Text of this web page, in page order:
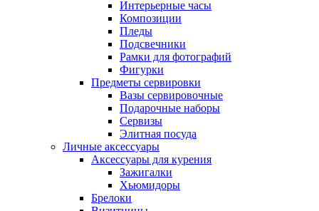
Интерьерные часы
Композиции
Пледы
Подсвечники
Рамки для фотографий
Фигурки
Предметы сервировки
Вазы сервировочные
Подарочные наборы
Сервизы
Элитная посуда
Личные аксессуары
Аксессуары для курения
Зажигалки
Хьюмидоры
Брелоки